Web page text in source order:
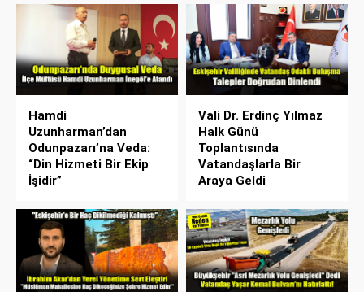
Hamdi
Uzunharman’dan
Odunpazarı’na Veda:
“Din Hizmeti Bir Ekip
İşidir”
Vali Dr. Erdinç Yılmaz
Halk Günü
Toplantısında
Vatandaşlarla Bir
Araya Geldi